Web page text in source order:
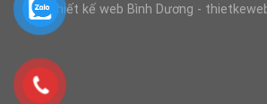
Thiết kế web Bình Dương -